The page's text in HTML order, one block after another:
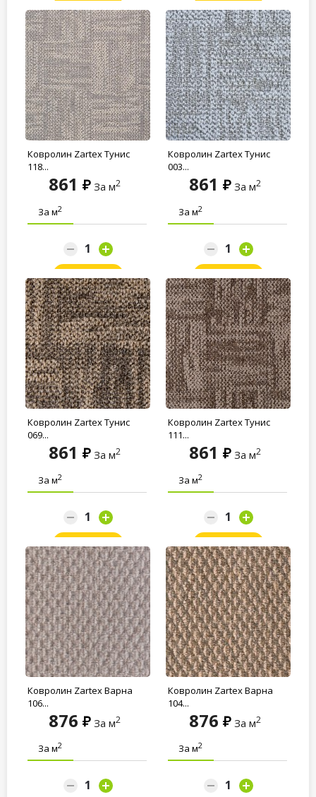
Ковролин Zartex Тунис
118...
861 За м2
За м2
Ковролин Zartex Тунис
003...
861 За м2
За м2
Ковролин Zartex Тунис
069...
861 За м2
За м2
Ковролин Zartex Тунис
111...
861 За м2
За м2
Ковролин Zartex Варна
106...
876 За м2
За м2
Ковролин Zartex Варна
104...
876 За м2
За м2